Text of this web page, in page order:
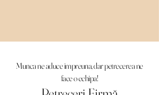
Munca ne aduce impreuna, dar petrecerea ne
face o echipa!